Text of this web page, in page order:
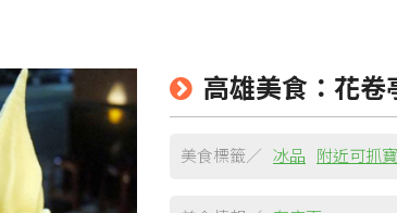
高雄美食：花
美食標籤／ 冰品 附近可抓寶